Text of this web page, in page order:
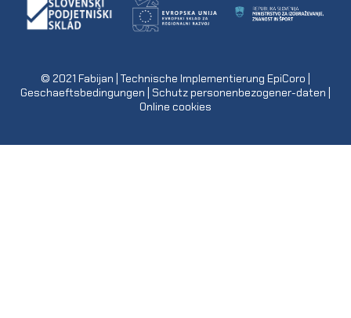
© 2021 Fabijan | Technische Implementierung EpiCoro
Geschaeftsbedingungen Schutz personenbezogener-daten
Online cookies